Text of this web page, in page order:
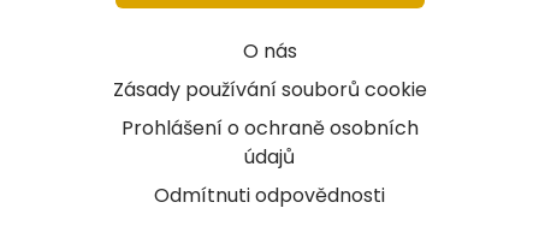
O nás
Zásady používání souborů cookie
Prohlášení o ochraně osobních
údajů
Odmítnuti odpovědnosti